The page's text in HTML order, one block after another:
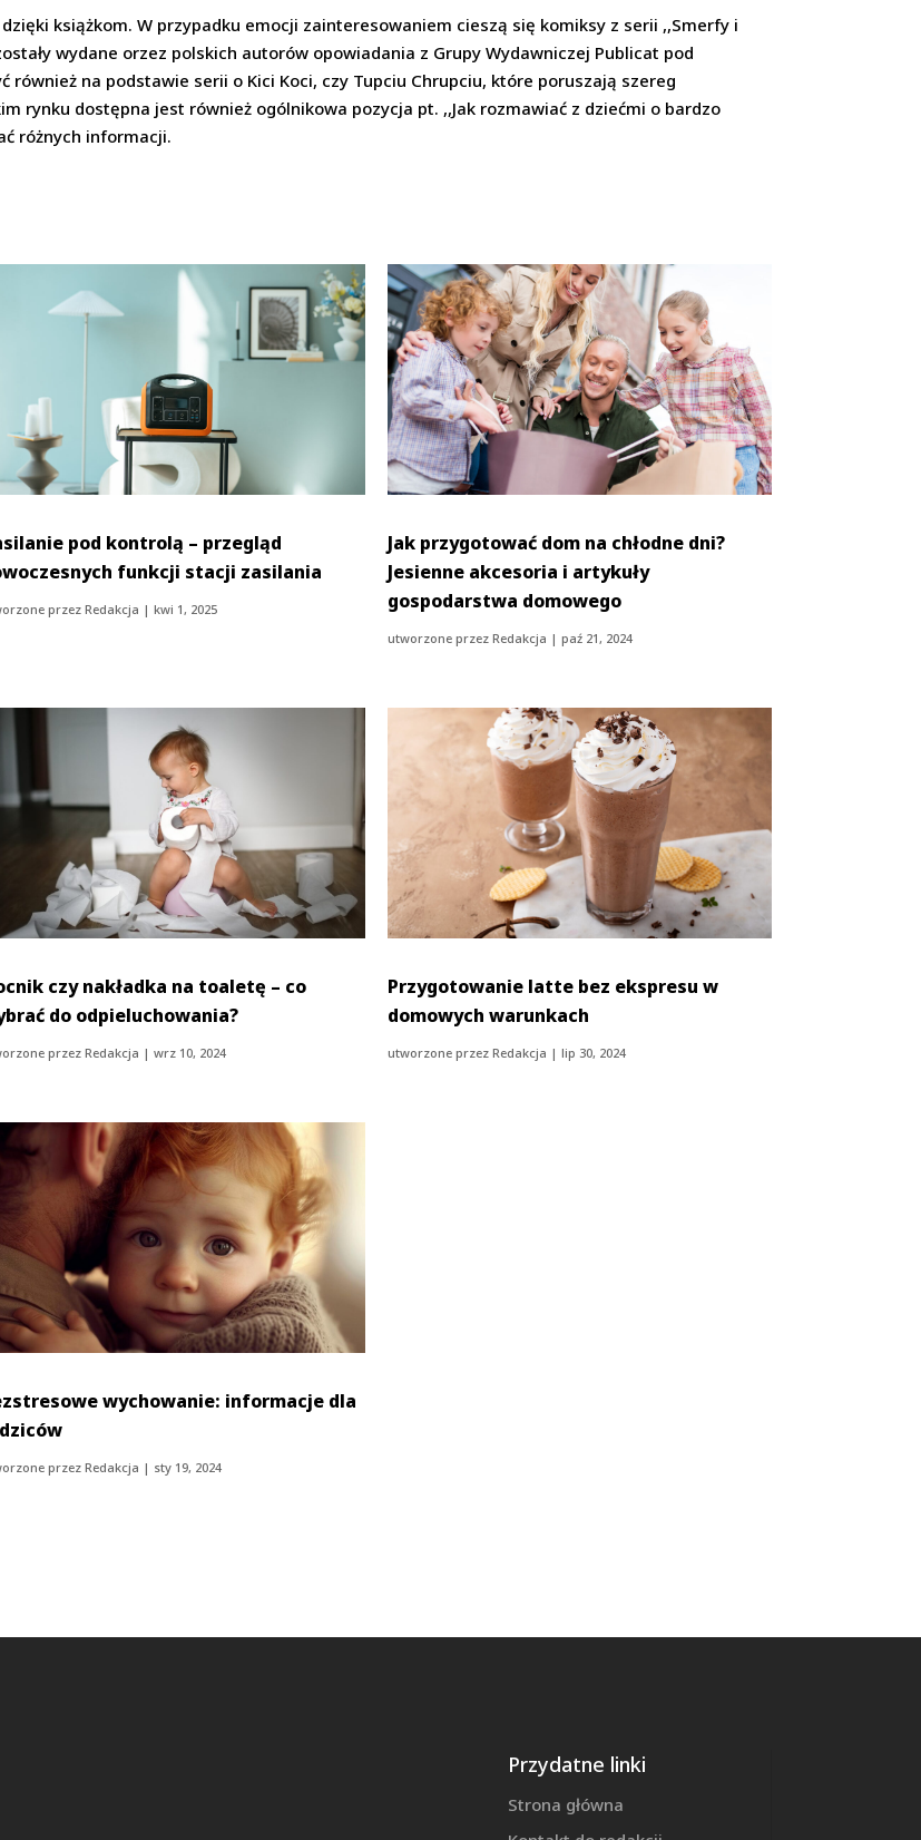
książkom. W przypadku emocji zainteresowaniem cieszą się komiksy z serii ,,Smerfy i
wydane orzez polskich autorów opowiadania z Grupy Wydawniczej Publicat pod
również na podstawie serii o Kici Koci, czy Tupciu Chrupciu, które poruszają szereg
rynku dostępna jest również ogólnikowa pozycja pt. ,,Jak rozmawiać z dziećmi o bardzo
różnych informacji.
pod kontrolą – przegląd
funkcji stacji zasilania
przezRedakcja |kwi 1, 2025
Jak przygotować dom na chłodne dni?
Jesienne akcesoria i artykuły
gospodarstwa domowego
utworzone przez Redakcja | paź 21, 2024
czy nakładka na toaletę – co
do odpieluchowania?
przezRedakcja |wrz 10, 2024
Przygotowanie latte bez ekspresu w
domowych warunkach
utworzone przez Redakcja | lip 30, 2024
wychowanie: informacje dla
przezRedakcja | sty 19, 2024
Przydatne linki
Strona główna